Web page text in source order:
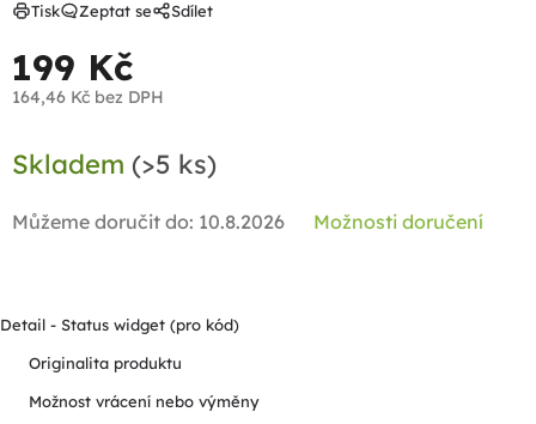
199 Kč
164,46 Kč bez DPH
cena:
Skladem (>5 ks)
Můžeme doručit do: 10.8.2026 Možnosti doručení
Tisk Zeptat se Sdílet
Detail - Status widget (pro kód)
Originalita produktu
Možnost vrácení nebo výměny